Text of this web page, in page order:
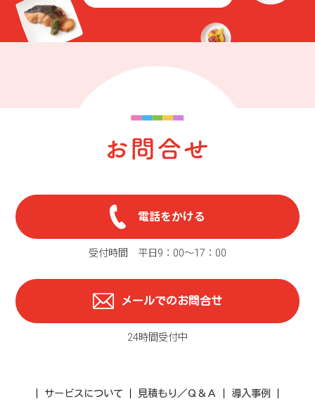
電話をかける
受付時間 平日9：00〜17：00
メールでのお問合せ
24時間受付中
サービスについて 見積もり／Ｑ＆Ａ
導入事例